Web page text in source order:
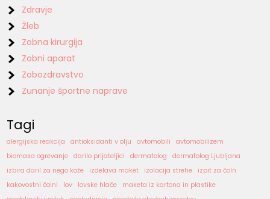
Zdravje
Žleb
Zobna kirurgija
Zobni aparat
Zobozdravstvo
Zunanje športne naprave
Tagi
alergijska reakcija antioksidanti v olju avtomobili
avtomobilizem
biomasa ogrevanje
darilo prijateljici dermatolog
dermatolog Ljubljana
izbira daril za nego kože
izdelava maket izolacija strehe
izpit za čoln
kakovostni čolni
lov lovske hlače
maketa iz kartona in plastike